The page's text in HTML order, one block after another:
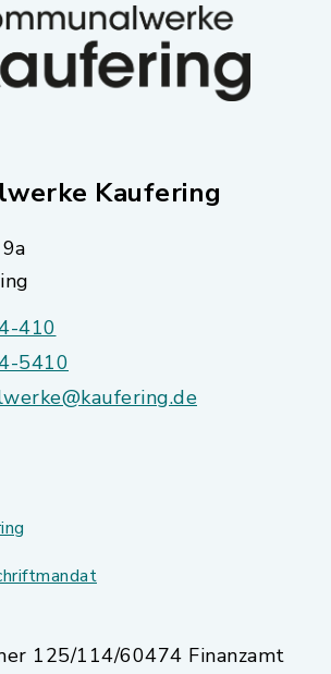
Kaufering
410
5410
125/114/60474 Finanzamt